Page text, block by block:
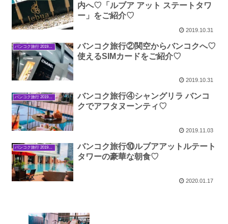
内へ♡「ルブア アット ステートタワ
ー」をご紹介♡
2019.10.31
バンコク旅行 2019年9月
バンコク旅行②関空からバンコクへ♡
使えるSIMカードをご紹介♡
2019.10.31
バンコク旅行 2019年9月
バンコク旅行④シャングリラ バンコ
クでアフタヌーンティ♡
2019.11.03
バンコク旅行 2019年9月
バンコク旅行⑩ルブアアットルテート
タワーの豪華な朝食♡
2020.01.17